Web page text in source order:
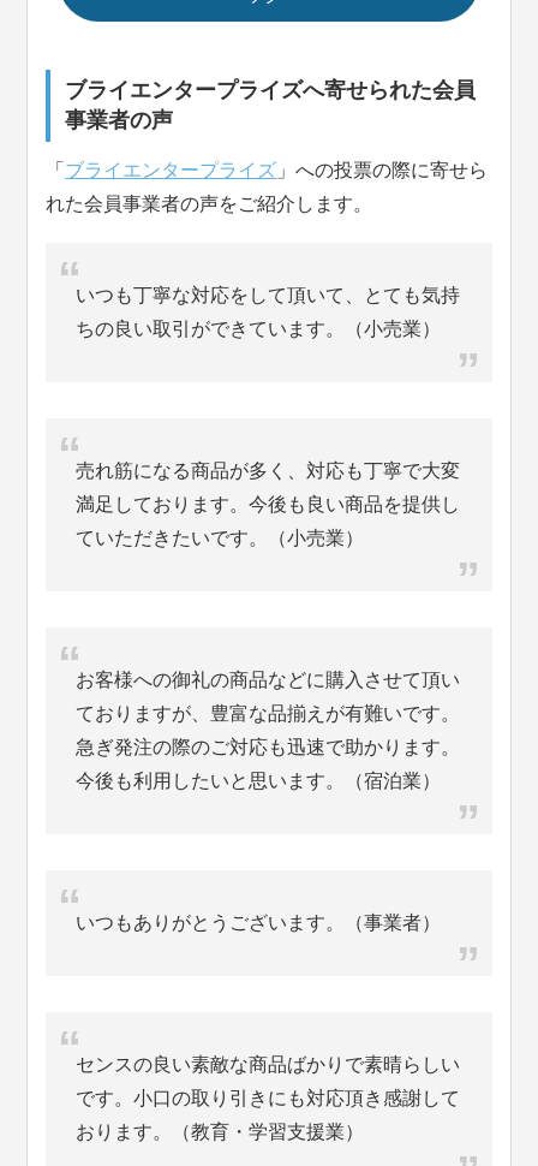
ブライエンタープライズへ寄せられた会員
事業者の声
「 ブライエンタープライズ 」への投票の際に寄せら
れた会員事業者の声をご紹介します。
いつも丁寧な対応をして頂いて、とても気持
ちの良い取引ができています。（小売業）
売れ筋になる商品が多く、対応も丁寧で大変
満足しております。今後も良い商品を提供し
ていただきたいです。（小売業）
お客様への御礼の商品などに購入させて頂い
ておりますが、豊富な品揃えが有難いです。
急ぎ発注の際のご対応も迅速で助かります。
今後も利用したいと思います。（宿泊業）
いつもありがとうございます。（事業者）
センスの良い素敵な商品ばかりで素晴らしい
です。小口の取り引きにも対応頂き感謝して
おります。（教育・学習支援業）